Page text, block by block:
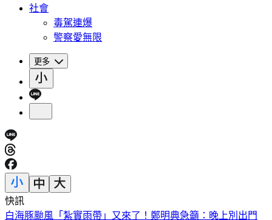
社會
毒駕連爆
警察愛無限
更多
快訊
別只看台積電！ 外媒點名「2檔AI設備股」快上車